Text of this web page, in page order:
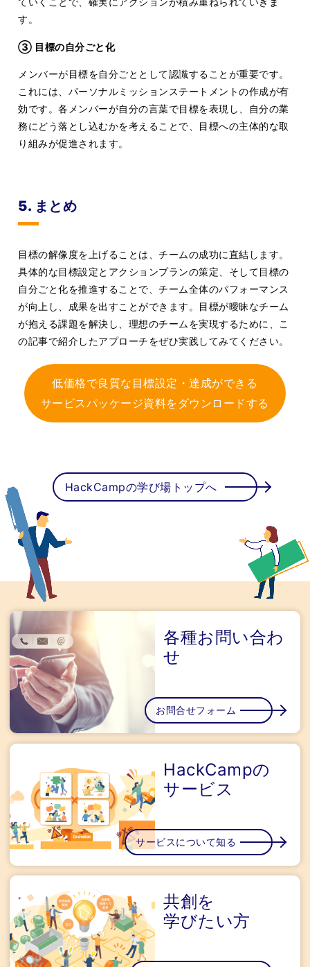
す。
③ 目標の自分ごと化
メンバーが目標を自分ごととして認識することが重要です。
これには、パーソナルミッションステートメントの作成が有
効です。各メンバーが自分の言葉で目標を表現し、自分の業
務にどう落とし込むかを考えることで、目標への主体的な取
り組みが促進されます。
5. まとめ
目標の解像度を上げることは、チームの成功に直結します。
具体的な目標設定とアクションプランの策定、そして目標の
自分ごと化を推進することで、チーム全体のパフォーマンス
が向上し、成果を出すことができます。目標が曖昧なチーム
が抱える課題を解決し、理想のチームを実現するために、こ
の記事で紹介したアプローチをぜひ実践してみてください。
低価格で良質な目標設定・達成ができる
サービスパッケージ資料をダウンロードする
HackCampの学び場トップへ
各種お問い合わ
せ
お問合せフォーム
HackCampの
サービス
サービスについて知る
共創を
学びたい方